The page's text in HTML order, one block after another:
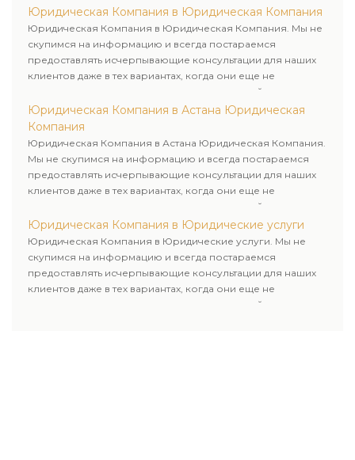
Юридическая Компания в Юридическая Компания
Юридическая Компания в Юридическая Компания. Мы не
скупимся на информацию и всегда постараемся
предоставлять исчерпывающие консультации для наших
клиентов даже в тех вариантах, когда они еще не
пользовались юридическими услугами нашей компании.
Юридическая Компания в Астана Юридическая
Компания
Юридическая Компания в Астана Юридическая Компания.
Мы не скупимся на информацию и всегда постараемся
предоставлять исчерпывающие консультации для наших
клиентов даже в тех вариантах, когда они еще не
пользовались юридическими услугами нашей компании.
Юридическая Компания в Юридические услуги
Юридическая Компания в Юридические услуги. Мы не
скупимся на информацию и всегда постараемся
предоставлять исчерпывающие консультации для наших
клиентов даже в тех вариантах, когда они еще не
пользовались юридическими услугами нашей компании.